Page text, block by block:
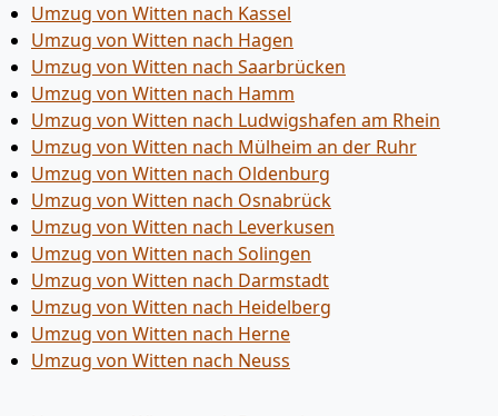
Umzug von Witten nach Kassel
Umzug von Witten nach Hagen
Umzug von Witten nach Saarbrücken
Umzug von Witten nach Hamm
Umzug von Witten nach Ludwigshafen am Rhein
Umzug von Witten nach Mülheim an der Ruhr
Umzug von Witten nach Oldenburg
Umzug von Witten nach Osnabrück
Umzug von Witten nach Leverkusen
Umzug von Witten nach Solingen
Umzug von Witten nach Darmstadt
Umzug von Witten nach Heidelberg
Umzug von Witten nach Herne
Umzug von Witten nach Neuss